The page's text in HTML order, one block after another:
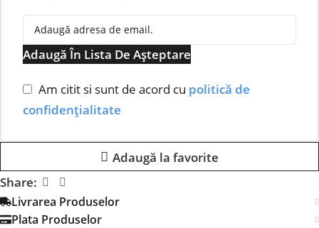
Adaugă În Lista De Așteptare
Am citit si sunt de acord cu politică de
confidențialitate
Adaugă la favorite
Share:
Livrarea Produselor
Plata Produselor